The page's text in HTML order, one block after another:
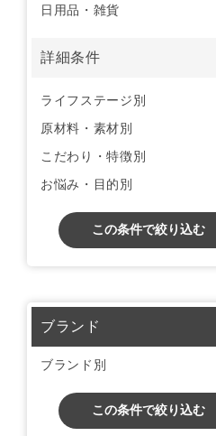
日用品・雑貨
詳細条件
ライフステージ別
原材料・素材別
こだわり・特徴別
お悩み・目的別
この条件で絞り込む
ブランド
ブランド別
この条件で絞り込む